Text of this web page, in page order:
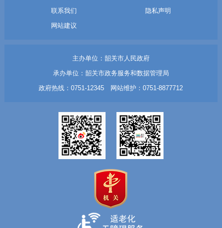
联系我们
隐私声明
网站建议
主办单位：韶关市人民政府
承办单位：韶关市政务服务和数据管理局
政府热线：0751-12345 网站维护：0751-8877712